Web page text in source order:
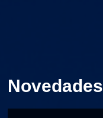
Novedades